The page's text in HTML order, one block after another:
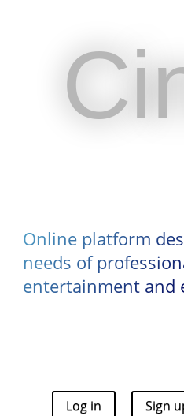
Online platform
needs of
entertainment and
Log in Sign
Online platform
needs of
entertainment and
Log in Sign